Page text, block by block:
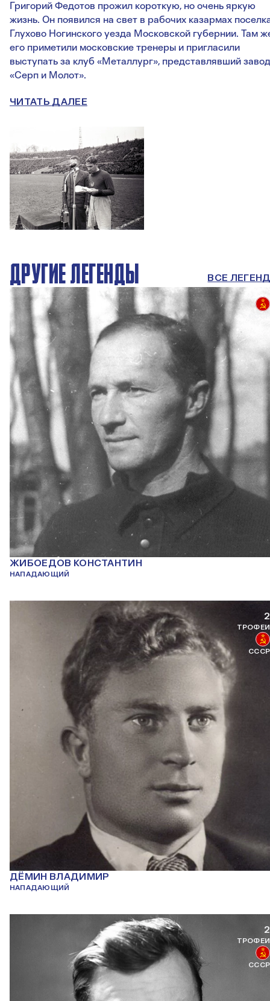
Григорий Федотов прожил короткую, но очень яркую
жизнь. Он появился на свет в рабочих казармах
Глухово Ногинского уезда Московской губернии. Там
его приметили московские тренеры и пригласили
выступать за клуб «Металлург», представлявший завод
«Серп и Молот».
ЧИТАТЬ ДАЛЕЕ
ДРУГИЕ ЛЕГЕНДЫ ВСЕ
ЖИБОЕДОВ КОНСТАНТИН
НАПАДАЮЩИЙ
2
ТРОФЕИ
СССР
ДЁМИН ВЛАДИМИР
НАПАДАЮЩИЙ
2
ТРОФЕИ
СССР